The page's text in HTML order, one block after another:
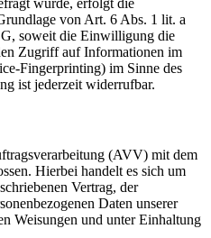
von Art. 6 Abs. 1 lit. a
soweit die Einwilligung die
Zugriff auf Informationen im
Fingerprinting) im Sinne des
ist jederzeit widerrufbar.
(AVV) mit dem
Hierbei handelt es sich um
Vertrag, der
Daten unserer
Weisungen und unter Einhaltung